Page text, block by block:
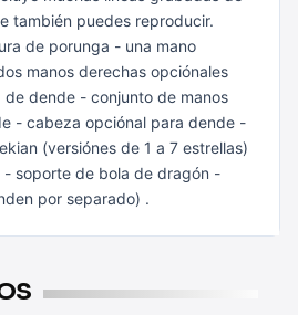
también puedes reproducir.
de porunga - una mano
manos derechas opciónales
dende - conjunto de manos
- cabeza opciónal para dende -
(versiónes de 1 a 7 estrellas)
- soporte de bola de dragón -
por separado) .